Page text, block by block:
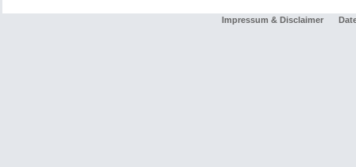
Impressum & Disclaimer